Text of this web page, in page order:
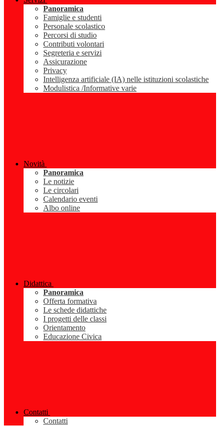
Panoramica
Famiglie e studenti
Personale scolastico
Percorsi di studio
Contributi volontari
Segreteria e servizi
Assicurazione
Privacy
Intelligenza artificiale (IA) nelle istituzioni scolastiche
Modulistica /Informative varie
Novità
Panoramica
Le notizie
Le circolari
Calendario eventi
Albo online
Didattica
Panoramica
Offerta formativa
Le schede didattiche
I progetti delle classi
Orientamento
Educazione Civica
Contatti
Contatti